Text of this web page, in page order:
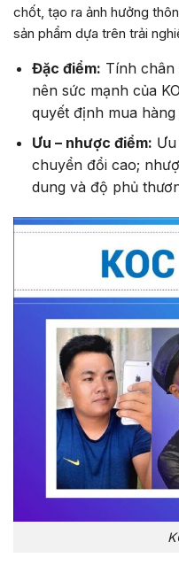
chốt, tạo ra ảnh hưởng
sản phẩm dựa trên trải
Đặc điểm: Tính chân
nên sức mạnh của
quyết định mua
Ưu – nhược điểm:
chuyển đổi cao;
dung và độ phủ